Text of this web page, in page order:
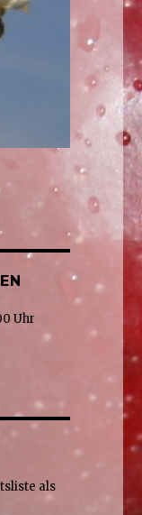
Uhr
als